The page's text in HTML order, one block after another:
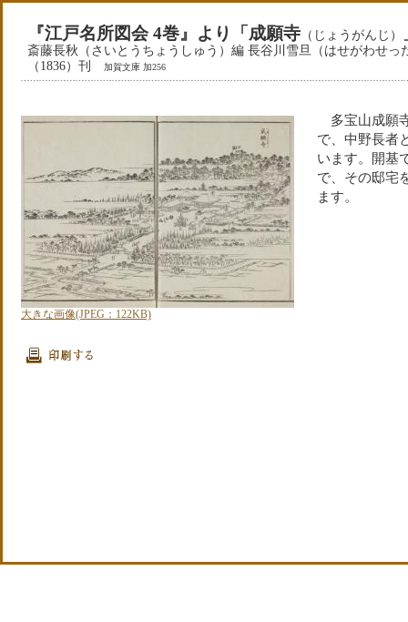
『江戸名所図会 4巻』より「成願寺 （じょうがんじ）
斎藤長秋（さいとうちょうしゅう）編 長谷川雪旦（はせがわせ
（1836）刊
加賀文庫 加256
大きな画像(JPEG：122KB)
多宝山成願
で、中野長者
います。開基
で、その邸宅
ます。